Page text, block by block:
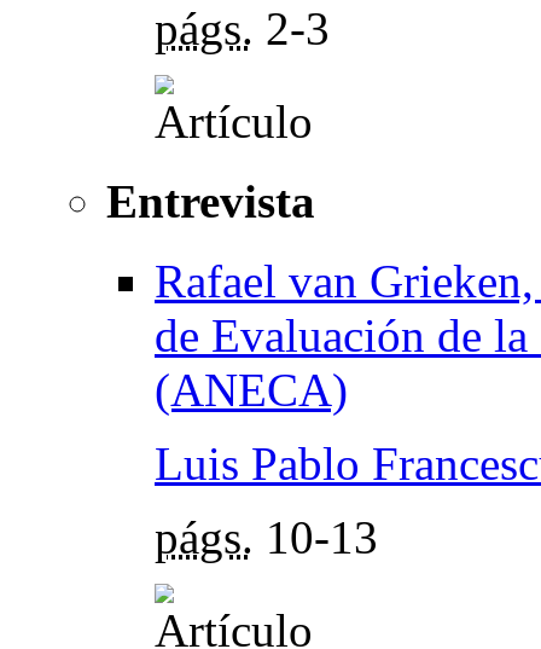
págs. 2-3
Entrevista
Rafael van
de Evaluación de
(ANECA)
Luis Pablo
págs. 10-13